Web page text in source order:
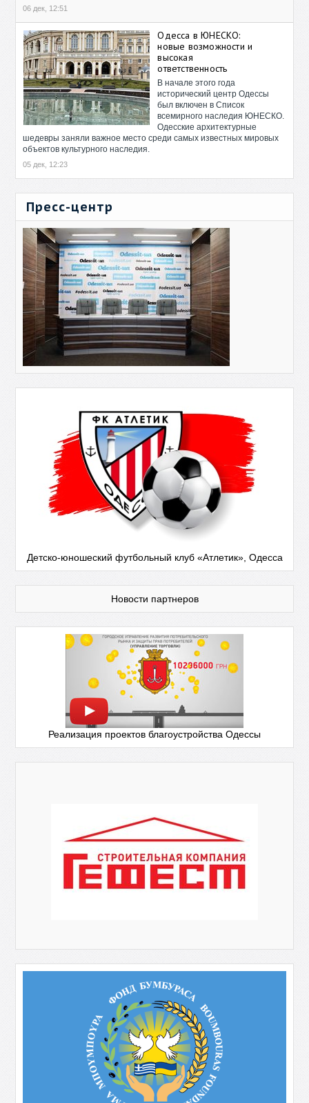
06 дек, 12:51
Одесса в ЮНЕСКО:
новые возможности и
высокая
ответственность
В начале этого года
исторический центр Одессы
был включен в Список
всемирного наследия ЮНЕСКО.
Одесские архитектурные
шедевры заняли важное место среди самых известных мировых
объектов культурного наследия.
05 дек, 12:23
Пресс-центр
Детско-юношеский футбольный клуб «Атлетик», Одесса
Новости партнеров
Реализация проектов благоустройства Одессы